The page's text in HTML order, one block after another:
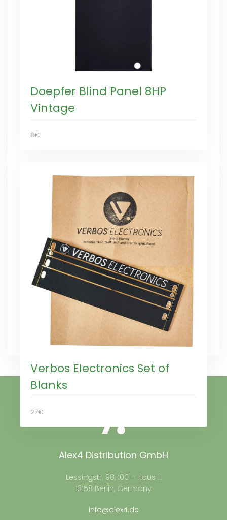
Doepfer Blind Panel 8HP
Vintage
8€
Verbos Electronics Set of
Blanks
27€
Alex4 Distribution GmbH
Lessingstr. 98, 100 – Haus 11
13158 Berlin, Germany
info@alex4.de